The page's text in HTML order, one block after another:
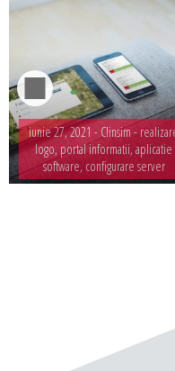
iunie 27, 2021 - Clinsim -
logo, portal informatii, aplicatie
software, configurare server